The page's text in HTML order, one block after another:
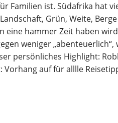
Familien ist. Südafrika hat
Grün, Weite,
eine hammer Zeit haben
weniger
persönliches Highlight:
auf für alllle